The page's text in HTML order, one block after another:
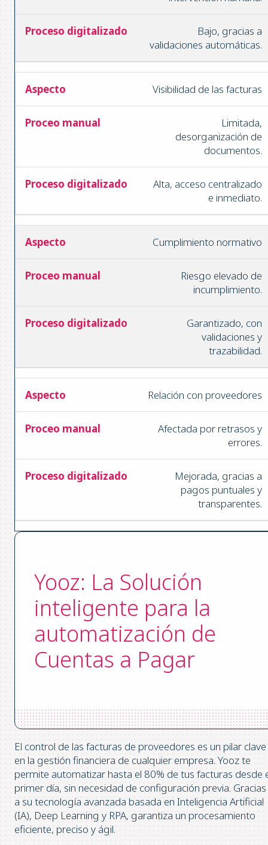
Bajo, gracias a
validaciones automáticas.
Visibilidad de las facturas
Limitada,
desorganización de
documentos.
Alta, acceso centralizado
e inmediato.
Cumplimiento normativo
Riesgo elevado de
incumplimiento.
Garantizado, con
validaciones y
trazabilidad.
Relación con proveedores
Afectada por retrasos y
errores.
Mejorada, gracias a
pagos puntuales y
transparentes.
Yooz: La Solución
inteligente para la
automatización de
Cuentas a Pagar
El control de las facturas de proveedores es un pilar clave
en la gestión financiera de cualquier empresa. Yooz te
permite automatizar hasta el 80% de tus facturas desde
primer día, sin necesidad de configuración previa. Gracias
a su tecnología avanzada basada en Inteligencia Artificial
(IA), Deep Learning y RPA, garantiza un procesamiento
eficiente, preciso y ágil.